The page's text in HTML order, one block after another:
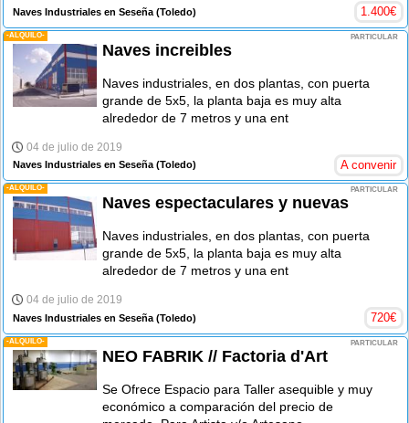
Naves Industriales en Seseña (Toledo) 1.400€
-ALQUILO- PARTICULAR
Naves increibles
Naves industriales, en dos plantas, con puerta
grande de 5x5, la planta baja es muy alta
alrededor de 7 metros y una ent
04 de julio de 2019
Naves Industriales en Seseña (Toledo) A convenir
-ALQUILO- PARTICULAR
Naves espectaculares y nuevas
Naves industriales, en dos plantas, con puerta
grande de 5x5, la planta baja es muy alta
alrededor de 7 metros y una ent
04 de julio de 2019
Naves Industriales en Seseña (Toledo) 720€
-ALQUILO- PARTICULAR
NEO FABRIK // Factoria d'Art
Se Ofrece Espacio para Taller asequible y muy
económico a comparación del precio de